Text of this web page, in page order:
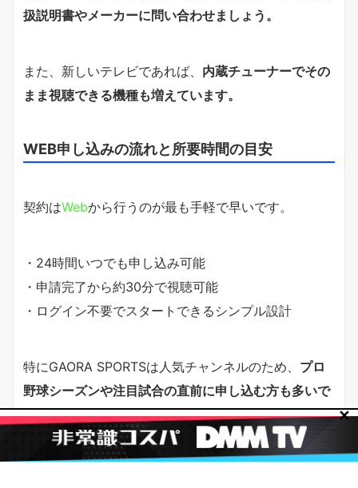
扱説明書やメーカーに問い合わせましょう。
また、新しいテレビであれば、 内蔵チューナーでその
まま視聴できる機種も増えています。
WEB申し込みの流れと所要時間の目安
契約はWebから行うのが最も手軽で早いです。
・24時間いつでも申し込み可能
・申請完了から約30分で視聴可能
・ログイン不要でスタートできるシンプル設計
特にGAORA SPORTSは人気チャンネルのため、 プロ
野球シーズンや注目試合の直前に申し込む方も多いで
す。早めに登録を済ませておくことで、放送に間に合
わないトラブルを回避できます。
✕